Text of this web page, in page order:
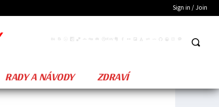
Sign in / Join
RADY A NÁVODY ZDRAVÍ